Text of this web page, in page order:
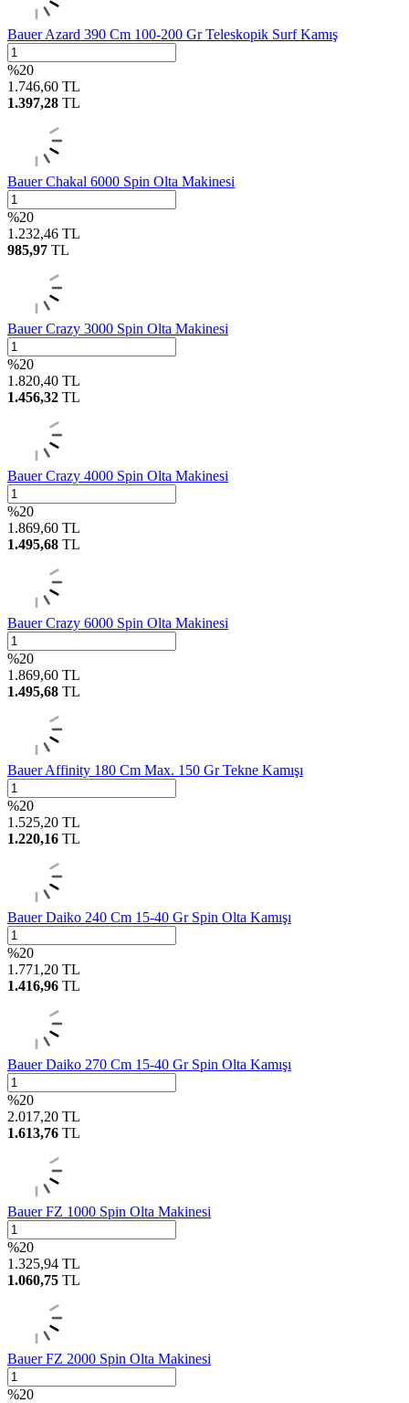
Bauer Azard 390 Cm 100-200 Gr Teleskopik Surf Kamış
%20
1.746,60 TL
1.397,28 TL
Bauer Chakal 6000 Spin Olta Makinesi
%20
1.232,46 TL
985,97 TL
Bauer Crazy 3000 Spin Olta Makinesi
%20
1.820,40 TL
1.456,32 TL
Bauer Crazy 4000 Spin Olta Makinesi
%20
1.869,60 TL
1.495,68 TL
Bauer Crazy 6000 Spin Olta Makinesi
%20
1.869,60 TL
1.495,68 TL
Bauer Affinity 180 Cm Max. 150 Gr Tekne Kamışı
%20
1.525,20 TL
1.220,16 TL
Bauer Daiko 240 Cm 15-40 Gr Spin Olta Kamışı
%20
1.771,20 TL
1.416,96 TL
Bauer Daiko 270 Cm 15-40 Gr Spin Olta Kamışı
%20
2.017,20 TL
1.613,76 TL
Bauer FZ 1000 Spin Olta Makinesi
%20
1.325,94 TL
1.060,75 TL
Bauer FZ 2000 Spin Olta Makinesi
%20